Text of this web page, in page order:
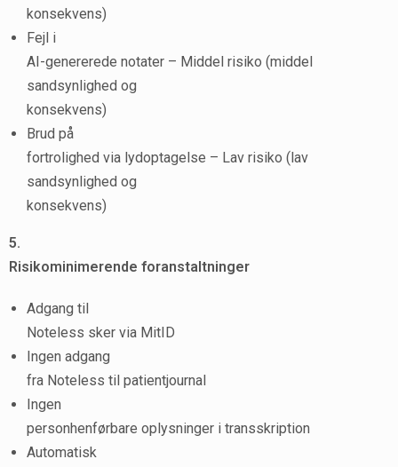
konsekvens)
Fejl i
AI-genererede notater – Middel risiko (middel
sandsynlighed og
konsekvens)
Brud på
fortrolighed via lydoptagelse – Lav risiko (lav
sandsynlighed og
konsekvens)
5.
Risikominimerende foranstaltninger
Adgang til
Noteless sker via MitID
Ingen adgang
fra Noteless til patientjournal
Ingen
personhenførbare oplysninger i transskription
Automatisk